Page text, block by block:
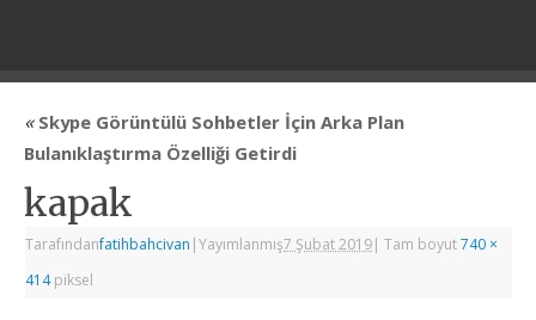
«Skype Görüntülü Sohbetler İçin Arka Plan
Bulanıklaştırma Özelliği Getirdi
kapak
Tarafındanfatihbahcivan |Yayımlanmış7 Şubat 2019| Tam boyut740 ×
414piksel